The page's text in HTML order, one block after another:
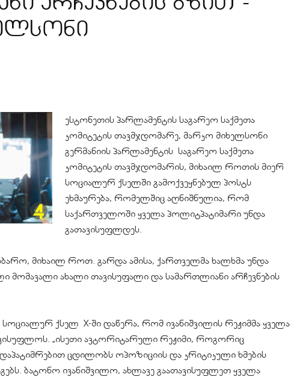
ესტონეთის პარლამენტის საგარეო საქმეთა
კომიტეტის თავმჯდომარე, მარკო მიხელსონი
გერმანიის პარლამენტის საგარეო საქმეთა
კომიტეტის თავმჯდომარის, მიხაილ როთის მიერ
სოციალურ ქსელში გამოქვეყნებულ პოსტს
ეხმაურება, რომელშიც აღნიშნულია, რომ
საქართველოში ყველა პოლიტპატიმარი უნდა
გათავისუფლდეს.
მიხაილ როთ. გარდა ამისა, ქართველმა ხალხმა უნდა
მომავალი ახალი თავისუფალი და სამართლიანი არჩევნების
ქსელ X-ში დაწერა, რომ ივანიშვილის რეჟიმმა ყველა
„ისეთი ავტორიტარული რეჟიმი, როგორიც
ცდილობს ოპოზიციის და კრიტიკული ხმების
ბატონო ივანიშვილო, ახლავე გაათავისუფლეთ ყველა